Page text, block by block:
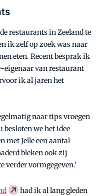
restaurants in Zeeland te
ik zelf op zoek was naar
eten. Recent besprak ik
eigenaar van restaurant
ik al jaren het
naar tips vroegen
besloten we het idee
met Jelle een aantal
bleken ook zij
verder vormgegeven.’
had ik al lang gleden